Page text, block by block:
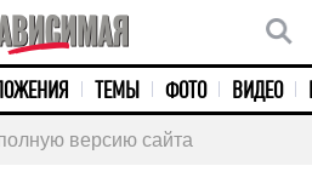
ТЕМЫ ФОТО ВИДЕО
версию сайта